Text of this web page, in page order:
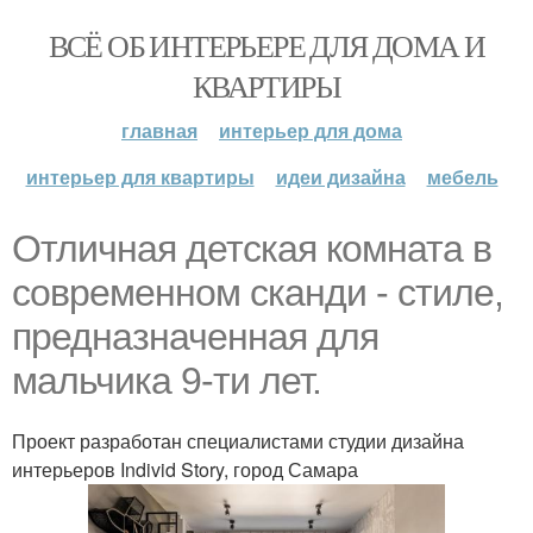
ВСЁ ОБ ИНТЕРЬЕРЕ ДЛЯ ДОМА И
КВАРТИРЫ
главная
интерьер для дома
интерьер для квартиры
идеи дизайна мебель
Отличная детская комната в
современном сканди - стиле,
предназначенная для
мальчика 9-ти лет.
Проект разработан специалистами студии дизайна
интерьеров Individ Story, город Самара